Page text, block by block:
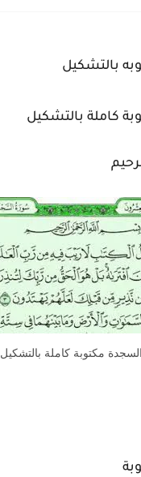
بالتشكيل
كاملة بالتشكيل
مكتوبة كاملة بالتشكيل